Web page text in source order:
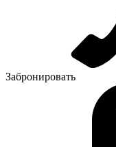
Забронировать